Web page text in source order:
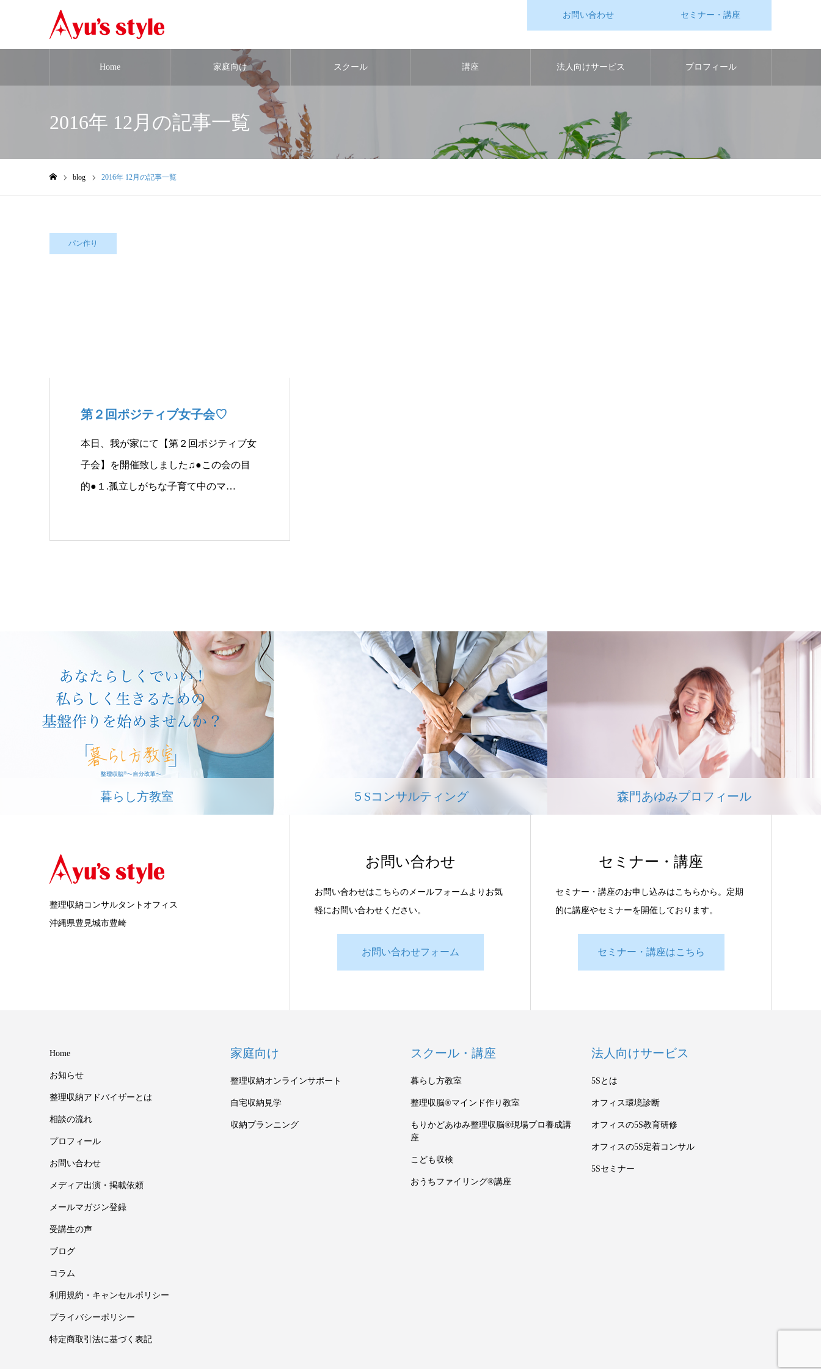
お問い合わせ セミナー・講座
Home 家庭向け スクール 講座 法人向けサービス プロフィール
2016年 12月の記事一覧
blog 2016年 12月の記事一覧
パン作り
第２回ポジティブ女子会♡
本日、我が家にて【第２回ポジティブ女
子会】を開催致しました♫●この会の目
的●１.孤立しがちな子育て中のマ…
暮らし方教室 ５Sコンサルティング 森門あゆみプロフィール
整理収納コンサルタントオフィス
沖縄県豊見城市豊崎
お問い合わせ
お問い合わせはこちらのメールフォームよりお気
軽にお問い合わせください。
お問い合わせフォーム
セミナー・講座
セミナー・講座のお申し込みはこちらから。定期
的に講座やセミナーを開催しております。
セミナー・講座はこちら
Home
お知らせ
整理収納アドバイザーとは
相談の流れ
プロフィール
お問い合わせ
メディア出演・掲載依頼
メールマガジン登録
受講生の声
ブログ
コラム
利用規約・キャンセルポリシー
プライバシーポリシー
特定商取引法に基づく表記
家庭向け
整理収納オンラインサポート
自宅収納見学
収納プランニング
スクール・講座
暮らし方教室
整理収脳®マインド作り教室
もりかどあゆみ整理収脳®現場プロ養成講
座
こども収検
おうちファイリング®講座
法人向けサービス
5Sとは
オフィス環境診断
オフィスの5S教育研修
オフィスの5S定着コンサル
5Sセミナー